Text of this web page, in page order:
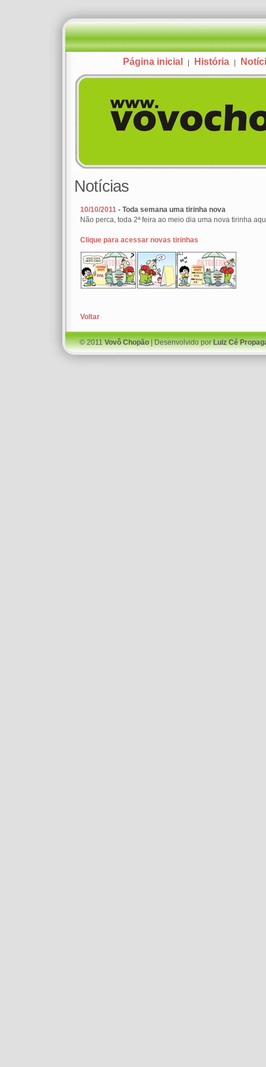
Página inicial História
Notícias
10/10/2011 - Toda semana uma tirinha nova
Não perca, toda 2ª feira ao meio dia uma nova tirinha
Clique para acessar novas tirinhas
Voltar
© 2011Vovô Chopão| Desenvolvido porLuiz Cé